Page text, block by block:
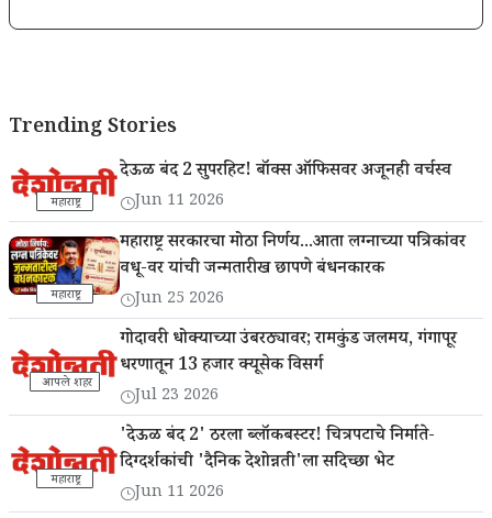
Trending Stories
महाराष्ट्र
देऊळ बंद 2 सुपरहिट! बॉक्स ऑफिसवर अजूनही वर्चस्व
Jun 11 2026
महाराष्ट्र
महाराष्ट्र सरकारचा मोठा निर्णय...आता लग्नाच्या पत्रिकांवर
वधू-वर यांची जन्मतारीख छापणे बंधनकारक
Jun 25 2026
आपले शहर
गोदावरी धोक्याच्या उंबरठ्यावर; रामकुंड जलमय, गंगापूर
धरणातून 13 हजार क्यूसेक विसर्ग
Jul 23 2026
महाराष्ट्र
'देऊळ बंद 2' ठरला ब्लॉकबस्टर! चित्रपटाचे निर्माते-
दिग्दर्शकांची 'दैनिक देशोन्नती'ला सदिच्छा भेट
Jun 11 2026